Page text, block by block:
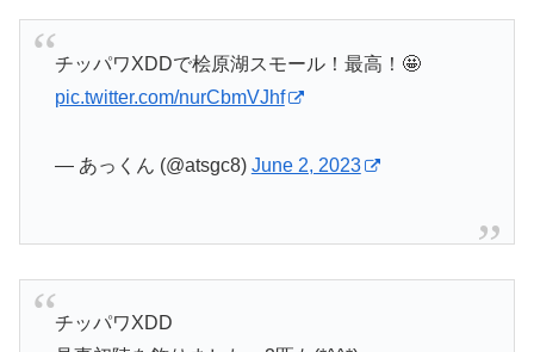
チッパワXDDで桧原湖スモール！最高！🤩
pic.twitter.com/nurCbmVJhf
— あっくん (@atsgc8) June 2, 2023
チッパワXDD